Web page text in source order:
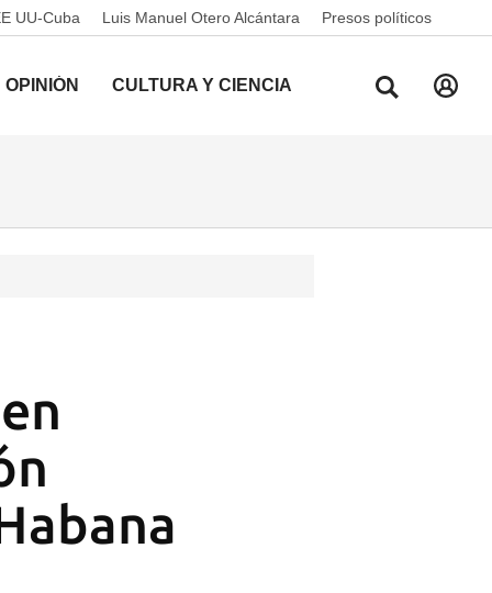
UU-Cuba Luis Manuel Otero Alcántara Presos políticos
OPINIÓN CULTURA Y CIENCIA